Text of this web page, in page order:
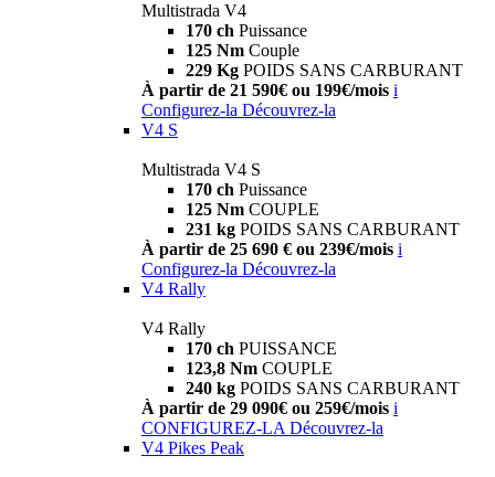
Multistrada V4
170 ch Puissance
125 Nm Couple
229 Kg POIDS SANS CARBURANT
À partir de 21 590€ ou 199€/mois i
Configurez-la Découvrez-la
V4 S
Multistrada V4 S
170 ch Puissance
125 Nm COUPLE
231 kg POIDS SANS CARBURANT
À partir de 25 690 € ou 239€/mois i
Configurez-la Découvrez-la
V4 Rally
V4 Rally
170 ch PUISSANCE
123,8 Nm COUPLE
240 kg POIDS SANS CARBURANT
À partir de 29 090€ ou 259€/mois i
CONFIGUREZ-LA Découvrez-la
V4 Pikes Peak